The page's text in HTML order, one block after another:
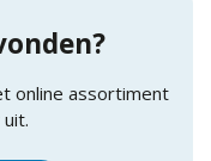
online assortiment